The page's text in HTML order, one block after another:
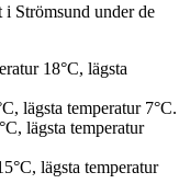
Strömsund under de
18°C, lägsta
lägsta temperatur 7°C.
lägsta temperatur
lägsta temperatur